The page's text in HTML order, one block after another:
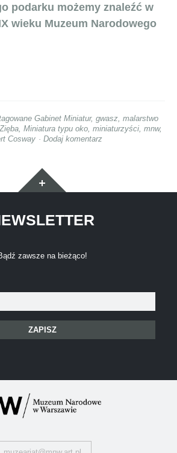
podarku możemy znaleźć w
wieku Muzeum Narodowego
Gabinet Miniatur, gwasz malarstwo
Miniatura typu oko miniaturzyści mnw,
Cosway
Dodaj komentarz
Widgety
zawsze na bieżąco!